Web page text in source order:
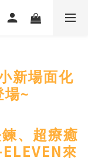
新場面化
場~
、超療癒
來